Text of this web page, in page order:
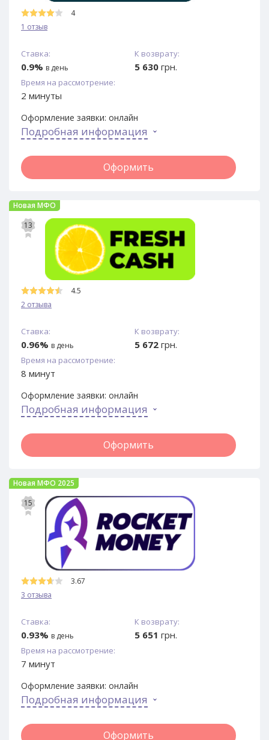
4
1 отзыв
Ставка:
0.9% в день
К возврату:
5 630 грн.
Время на рассмотрение:
2 минуты
Оформление заявки: онлайн
Подробная информация
Оформить
Новая МФО
13
4.5
2 отзыва
Ставка:
0.96% в день
К возврату:
5 672 грн.
Время на рассмотрение:
8 минут
Оформление заявки: онлайн
Подробная информация
Оформить
Новая МФО 2025
15
3.67
3 отзыва
Ставка:
0.93% в день
К возврату:
5 651 грн.
Время на рассмотрение:
7 минут
Оформление заявки: онлайн
Подробная информация
Оформить